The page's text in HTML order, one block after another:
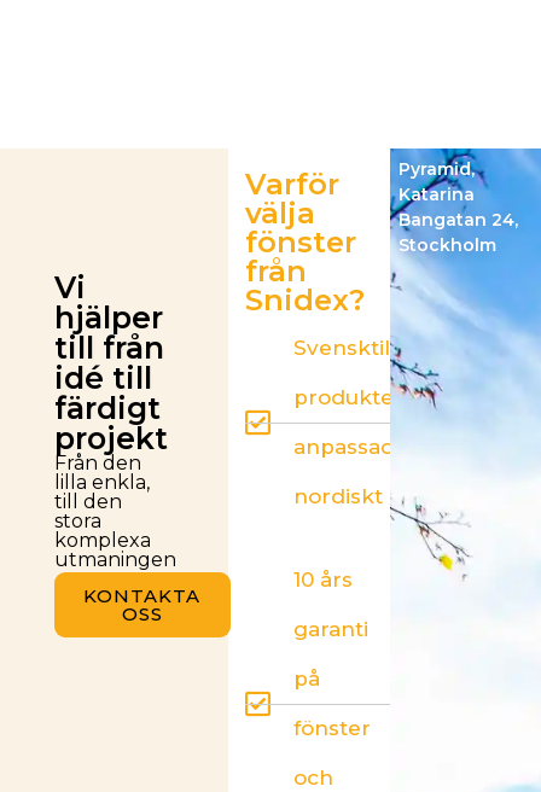
Vi
hjälper
till från
idé till
färdigt
projekt
Från den
lilla enkla,
till den
stora
komplexa
utmaningen
KONTAKTA
OSS
Varför
välja
fönster
från
Snidex?
Svensktillverkade
produkter –
anpassade för
nordiskt klimat
10 års
garanti
på
fönster
och
Pyramid,
Katarina
Bangatan 24,
Stockholm